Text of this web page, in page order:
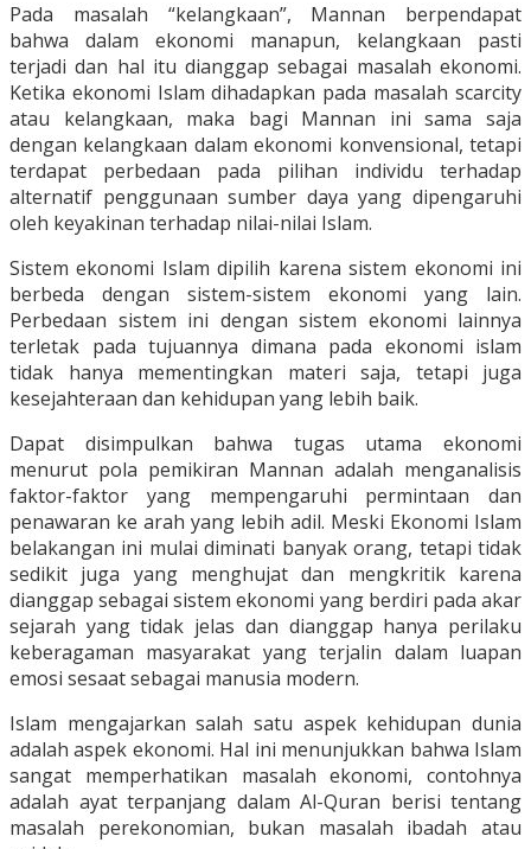
Pada masalah “kelangkaan”, Mannan berpendapat
bahwa dalam ekonomi manapun, kelangkaan pasti
terjadi dan hal itu dianggap sebagai masalah ekonomi.
Ketika ekonomi Islam dihadapkan pada masalah scarcity
atau kelangkaan, maka bagi Mannan ini sama saja
dengan kelangkaan dalam ekonomi konvensional, tetapi
terdapat perbedaan pada pilihan individu terhadap
alternatif penggunaan sumber daya yang dipengaruhi
oleh keyakinan terhadap nilai-nilai Islam.
Sistem ekonomi Islam dipilih karena sistem ekonomi ini
berbeda dengan sistem-sistem ekonomi yang lain.
Perbedaan sistem ini dengan sistem ekonomi lainnya
terletak pada tujuannya dimana pada ekonomi islam
tidak hanya mementingkan materi saja, tetapi juga
kesejahteraan dan kehidupan yang lebih baik.
Dapat disimpulkan bahwa tugas utama ekonomi
menurut pola pemikiran Mannan adalah menganalisis
faktor-faktor yang mempengaruhi permintaan dan
penawaran ke arah yang lebih adil. Meski Ekonomi Islam
belakangan ini mulai diminati banyak orang, tetapi tidak
sedikit juga yang menghujat dan mengkritik karena
dianggap sebagai sistem ekonomi yang berdiri pada akar
sejarah yang tidak jelas dan dianggap hanya perilaku
keberagaman masyarakat yang terjalin dalam luapan
emosi sesaat sebagai manusia modern.
Islam mengajarkan salah satu aspek kehidupan dunia
adalah aspek ekonomi. Hal ini menunjukkan bahwa Islam
sangat memperhatikan masalah ekonomi, contohnya
adalah ayat terpanjang dalam Al-Quran berisi tentang
masalah perekonomian, bukan masalah ibadah atau